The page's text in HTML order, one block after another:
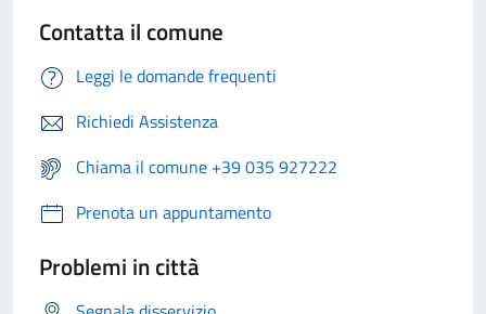
Contatta il comune
Leggi le domande frequenti
Richiedi Assistenza
Chiama il comune +39 035 927222
Prenota un appuntamento
Problemi in città